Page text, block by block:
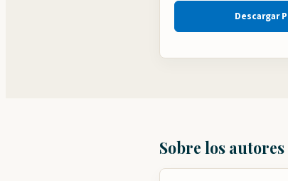
Descargar
Sobre los